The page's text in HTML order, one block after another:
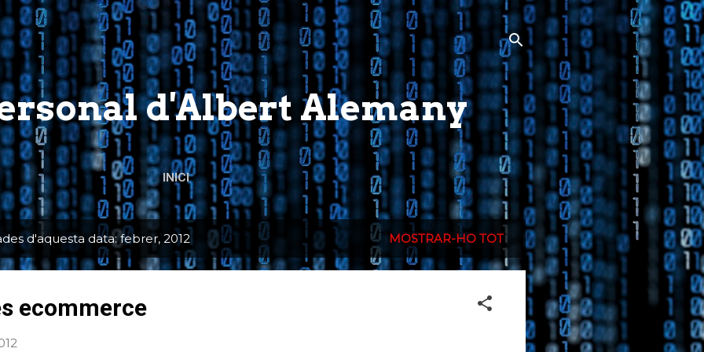
Salta al contingut principal
d'Albert Alemany
INICI
d'aquesta data: febrer, 2012 MOSTRAR-HO TOT
ecommerce